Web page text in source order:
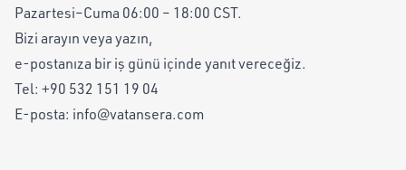
Pazartesi–Cuma 06:00 – 18:00 CST.
Bizi arayın veya yazın,
e-postanıza bir iş günü içinde yanıt vereceğiz.
Tel: +90 532 151 19 04
E-posta: info@vatansera.com